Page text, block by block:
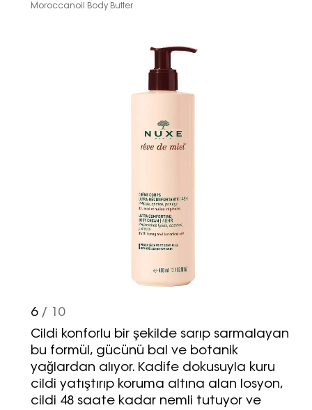
Moda dünyasında neler oluyor? Yeni
fikirler, öne çıkan koleksiyonlar, en
vogue trendler, ünlülerden güzelllik
haberdar olmak için haftalık e-
bültenimize kaydolun.
Turkuvaz Haberleşme ve Yayıncılık
üzerinden sunulan ürün ve
hizmetlere ilişkin reklam, tanıtım,
pazarlama ve kutlama/ temenni
amaçlı her türlü e-bülten/ ticari
elektronik ileti gönderiminin e-posta
Moroccanoil Body Butter
6/ 10
Cildi konforlu bir şekilde sarıp sarmalayan
bu formül, gücünü bal ve botanik
yağlardan alıyor. Kadife dokusuyla kuru
cildi yatıştırıp koruma altına alan losyon,
cildi 48 saate kadar nemli tutuyor ve